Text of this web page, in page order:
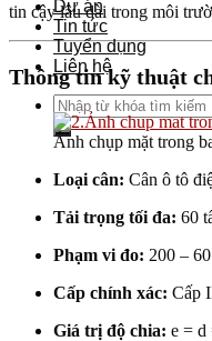
Dự án
Tin tức
Tuyển dụng
Liên hệ
Search
for:
tin cậy lâu dài trong môi
Thông tin kỹ thuật
Ảnh chụp mặt trong
Loại cân: Cân ô tô
Tải trọng tối đa: 60
Phạm vi đo: 200 –
Cấp chính xác: Cấp
Giá trị độ chia: e = d